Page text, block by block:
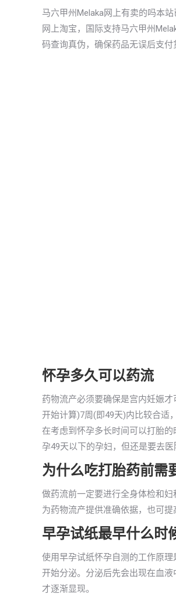
马六甲州Melaka网上有卖的吗本
网上淘宝，国际支持马六甲州
码查询真伪，确保药品无误后支付
怀孕多久可以药流
药物流产必须要确保是宫内妊娠
开始计算)7周(即49天)内比较合适
在考虑到怀孕多长时间可以打胎
孕49天以下的孕妇，但还是要去医
为什么吃打胎药前需
做药流前一定要进行全身体检和
为药物流产提供准确依据，也可提
早孕试纸最早什么时
使用早孕试纸怀孕自测的工作原
开始分泌。分泌后先会出现在血
才逐渐显现。